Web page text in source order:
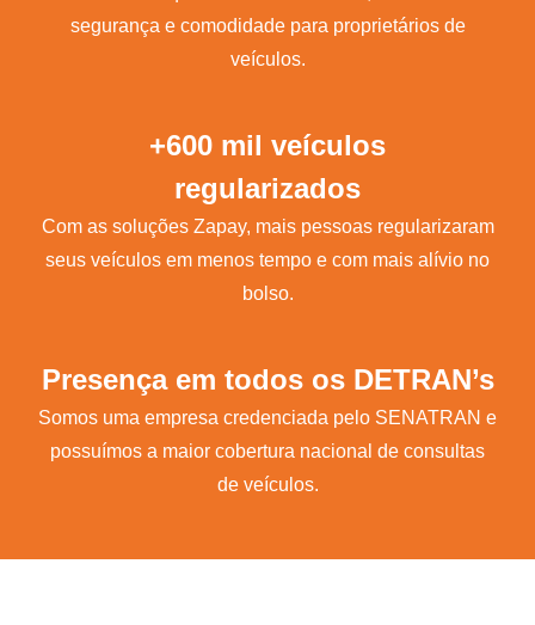
segurança e comodidade para proprietários de
veículos.
+600 mil veículos
regularizados
Com as soluções Zapay, mais pessoas regularizaram
seus veículos em menos tempo e com mais alívio no
bolso.
Presença em todos os DETRAN’s
Somos uma empresa credenciada pelo SENATRAN e
possuímos a maior cobertura nacional de consultas
de veículos.